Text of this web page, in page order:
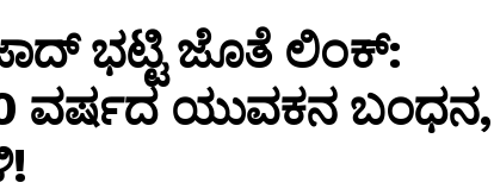
ಭಟ್ಟಿ ಜೊತೆ ಲಿಂಕ್:
ವರ್ಷದ ಯುವಕನ ಬಂಧನ,